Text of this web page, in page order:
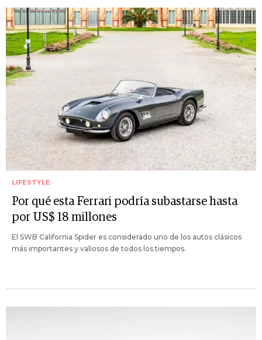
LIFESTYLE
Por qué esta Ferrari podría subastarse hasta
por US$ 18 millones
El SWB California Spider es considerado uno de los autos clásicos
más importantes y valiosos de todos los tiempos.